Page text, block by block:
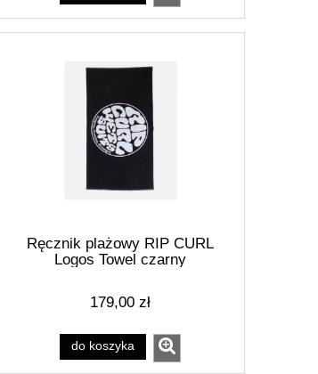
Ręcznik plażowy RIP CURL
Logos Towel czarny
179,00 zł
do koszyka